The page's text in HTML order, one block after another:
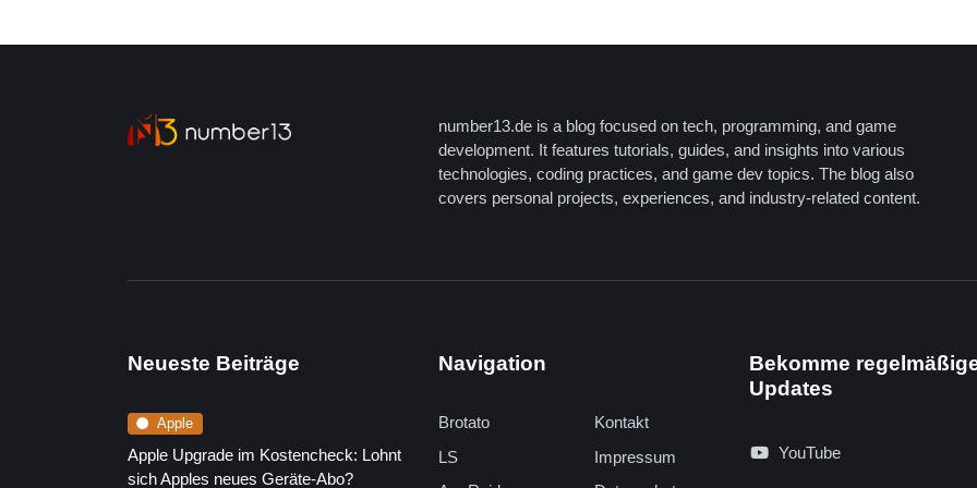
number13.de is a blog focused on tech, programming, and game
development. It features tutorials, guides, and insights into various
technologies, coding practices, and game dev topics. The blog also
covers personal projects, experiences, and industry-related content.
Neueste Beiträge
Apple
Apple Upgrade im Kostencheck: Lohnt
sich Apples neues Geräte-Abo?
Navigation
Brotato
LS
Kontakt
Impressum
Bekomme
Updates
YouTube